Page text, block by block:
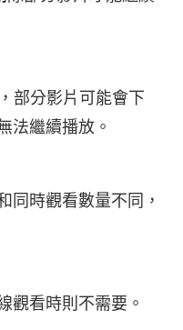
部分影片可能會下
法繼續播放。
同時觀看數量不同，
觀看時則不需要。